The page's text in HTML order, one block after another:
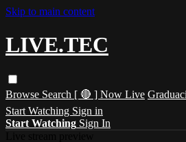
Skip to main content
LIVE.TEC
Browse Search [ 🔴 ] Now Live
Start Watching Sign in
Start Watching Sign In